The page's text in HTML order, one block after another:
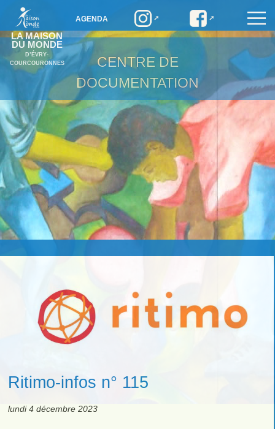
LA MAISON
DU MONDE
D’ÉVRY-
COURCOURONNES
AGENDA
CENTRE DE
DOCUMENTATION
Ritimo-infos n° 115
lundi 4 décembre 2023